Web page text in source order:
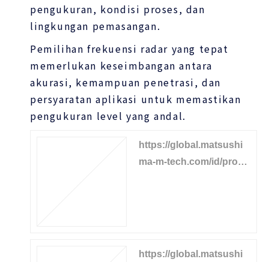
pengukuran, kondisi proses, dan
lingkungan pemasangan.
Pemilihan frekuensi radar yang tepat
memerlukan keseimbangan antara
akurasi, kemampuan penetrasi, dan
persyaratan aplikasi untuk memastikan
pengukuran level yang andal.
https://global.matsushi
ma-m-tech.com/id/produ
https://global.matsushi